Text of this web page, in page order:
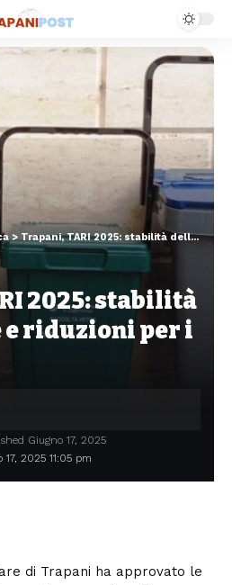
> Trapani, TARI 2025: stabilità delle tariffe e riduzioni per i più fragili
2025: stabilità
riduzioni per i
2025 11:05 pm
Giugno 17, 2025
di Trapani ha approvato le